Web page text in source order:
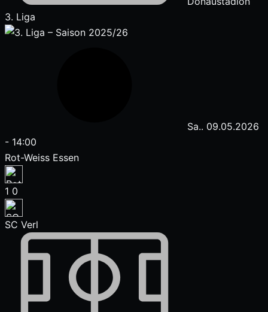
3. Liga
Sa.. 09.05.2026
- 14:00
Rot-Weiss Essen
1 0
SC Verl